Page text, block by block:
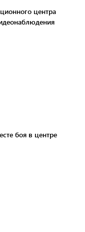
центра
боя в центре